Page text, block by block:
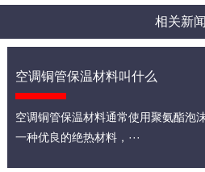
相关新闻
空调铜管保温材料叫什么
空调铜管保温材料通常使用聚氨酯泡
一种优良的绝热材料，···